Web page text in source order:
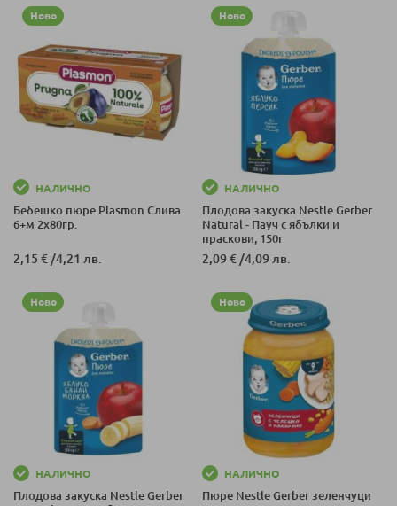
Ново
НАЛИЧНО
Бебешко пюре Plasmon Слива
6+м 2х80гр.
2,15 € /4,21 лв.
Ново
НАЛИЧНО
Плодова закуска Nestle Gerber
Natural - Пауч с ябълки и
праскови, 150г
2,09 € /4,09 лв.
Ново
НАЛИЧНО
Плодова закуска Nestle Gerber
Ново
НАЛИЧНО
Пюре Nestle Gerber зеленчуци